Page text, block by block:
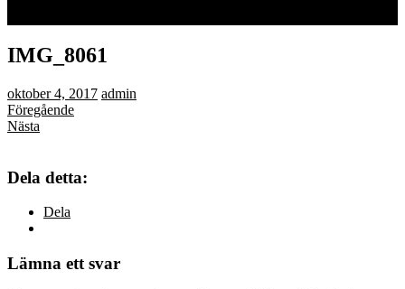
IMG_8061
oktober 4, 2017 admin
Föregående
Nästa
Dela detta:
Dela
Lämna ett svar